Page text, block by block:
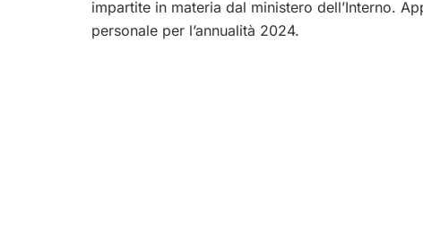
impartite in materia dal ministero dell’Interno.
personale per l’annualità 2024.